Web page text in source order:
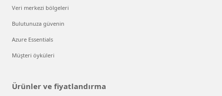
Veri merkezi bölgeleri
Bulutunuza güvenin
Azure Essentials
Müşteri öyküleri
Ürünler ve fiyatlandırma